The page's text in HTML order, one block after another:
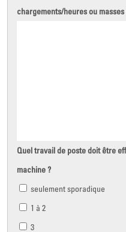
chargements/heures ou
Quel travail de poste doit être
machine ?
seulement sporadique
1 à 2
3